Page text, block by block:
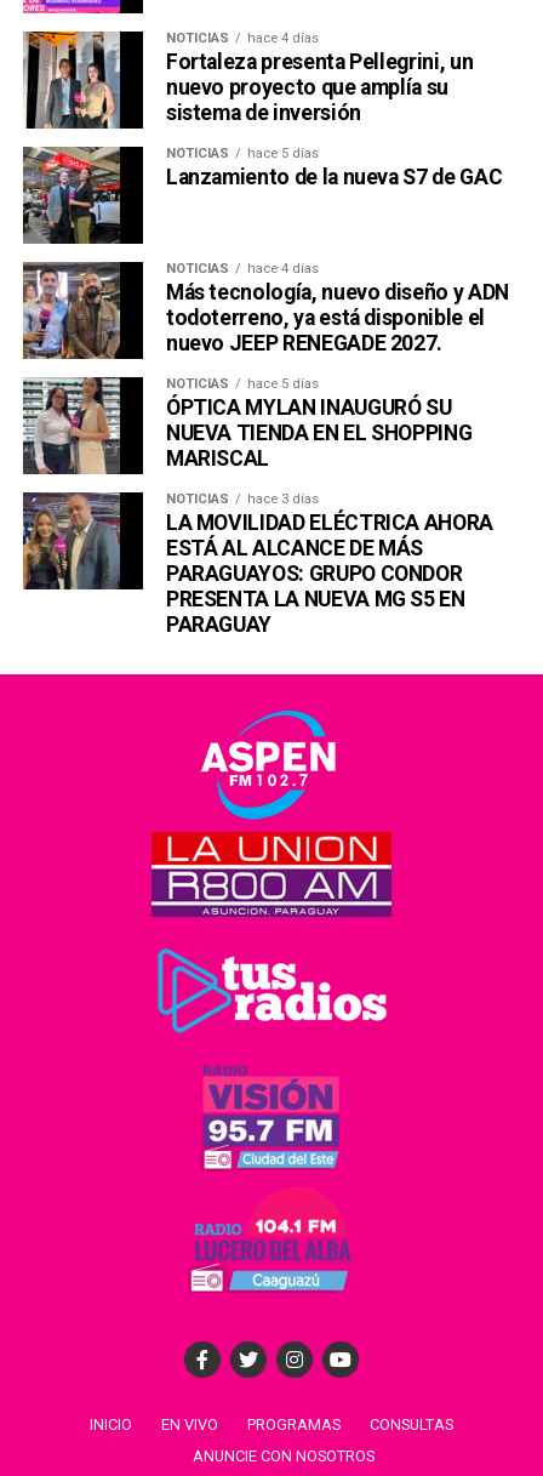
NOTICIAS hace 4 días
Fortaleza presenta Pellegrini, un
nuevo proyecto que amplía su
sistema de inversión
NOTICIAS hace 5 días
Lanzamiento de la nueva S7 de GAC
NOTICIAS hace 4 días
Más tecnología, nuevo diseño y ADN
todoterreno, ya está disponible el
nuevo JEEP RENEGADE 2027.
NOTICIAS hace 5 días
ÓPTICA MYLAN INAUGURÓ SU
NUEVA TIENDA EN EL SHOPPING
MARISCAL
NOTICIAS hace 3 días
LA MOVILIDAD ELÉCTRICA AHORA
ESTÁ AL ALCANCE DE MÁS
PARAGUAYOS: GRUPO CONDOR
PRESENTA LA NUEVA MG S5 EN
PARAGUAY
INICIO EN VIVO PROGRAMAS
CONSULTAS
ANUNCIE CON NOSOTROS